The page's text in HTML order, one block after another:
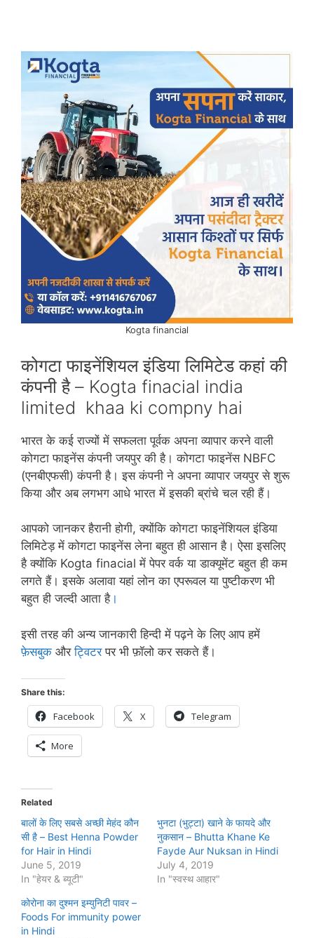
Kogta financial
कोगटा फाइनेंशियल इंडिया लिमिटेड कहां की
कंपनी है – Kogta finacial india
limited khaa ki compny hai
भारत के कई राज्यों में सफलता पूर्वक अपना व्यापार करने वाली
कोगटा फाइनेंस कंपनी जयपुर की है। कोगटा फाइनेंस NBFC
(एनबीएफसी) कंपनी है। इस कंपनी ने अपना व्यापार जयपुर से शुरू
किया और अब लगभग आधे भारत में इसकी ब्रांचे चल रही हैं।
आपको जानकर हैरानी होगी, क्‍योंकि कोगटा फाइनेंशियल इंडिया
लिमिटेड़ में कोगटा फाइनेंस लेना बहुत ही आसान है। ऐसा इसलिए
है क्‍योंकि Kogta finacial में पेपर वर्क या डाक्‍यूमेंट बहुत ही कम
लगते हैं। इसके अलावा यहां लोन का एपरूवल या पुष्‍टीकरण भी
बहुत ही जल्‍दी आता है।
इसी तरह की अन्य जानकारी हिन्दी में पढ़ने के लिए आप हमें
फ़ेसबुक औरट्विटरपर भी फ़ॉलो कर सकते हैं।
Share this:
Facebook X Telegram
More
Related
बालों के लिए सबसे अच्‍छी मेहंद कौन
सी है – Best Henna Powder
for Hair in Hindi
June 5, 2019
In "हेयर & ब्‍यूटी"
भुनटा (भुट्टा) खाने के फायदे और
नुकसान – Bhutta Khane Ke
Fayde Aur Nuksan in Hindi
July 4, 2019
In "स्‍वस्‍थ आहार"
कोरोना का दुश्मन इम्युनिटी पावर –
Foods For immunity power
in Hindi